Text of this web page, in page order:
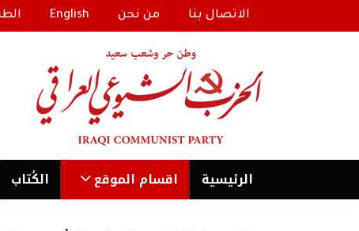
الاتصال بنا من نحن English
الرئیسية اقسام الموقع الكُتاب